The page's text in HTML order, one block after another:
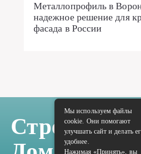
Металлопрофиль в
надежное решение для
фасада в России
Стройка
Мы используем файлы
cookie. Они помогают
улучшать сайт и делать
удобнее.
Нажимая «Принять», вы